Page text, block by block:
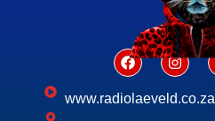
www.radiolaeveld.co.za